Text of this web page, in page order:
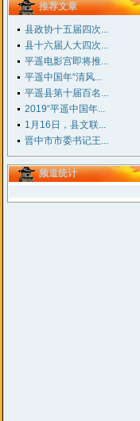
推荐文章
县政协十五届四次...
县十六届人大四次...
平遥电影宫即将推...
平遥中国年“清风...
平遥县第十届百名...
2019“平遥中国年...
1月16日，县文联...
晋中市市委书记王...
频道统计